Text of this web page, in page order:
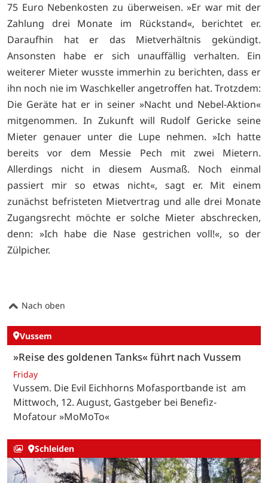
75 Euro Nebenkosten zu überweisen. »Er war mit der
Zahlung drei Monate im Rückstand«, berichtet er.
Daraufhin hat er das Mietverhältnis gekündigt.
Ansonsten habe er sich unauffällig verhalten. Ein
weiterer Mieter wusste immerhin zu berichten, dass er
ihn noch nie im Waschkeller angetroffen hat. Trotzdem:
Die Geräte hat er in seiner »Nacht und Nebel-Aktion«
mitgenommen. In Zukunft will Rudolf Gericke seine
Mieter genauer unter die Lupe nehmen. »Ich hatte
bereits vor dem Messie Pech mit zwei Mietern.
Allerdings nicht in diesem Ausmaß. Noch einmal
passiert mir so etwas nicht«, sagt er. Mit einem
zunächst befristeten Mietvertrag und alle drei Monate
Zugangsrecht möchte er solche Mieter abschrecken,
denn: »Ich habe die Nase gestrichen voll!«, so der
Zülpicher.
Nach oben
Vussem
»Reise des goldenen Tanks« führt nach Vussem
Friday
Vussem. Die Evil Eichhorns Mofasportbande ist am
Mittwoch, 12. August, Gastgeber bei Benefiz-
Mofatour »MoMoTo«
Schleiden